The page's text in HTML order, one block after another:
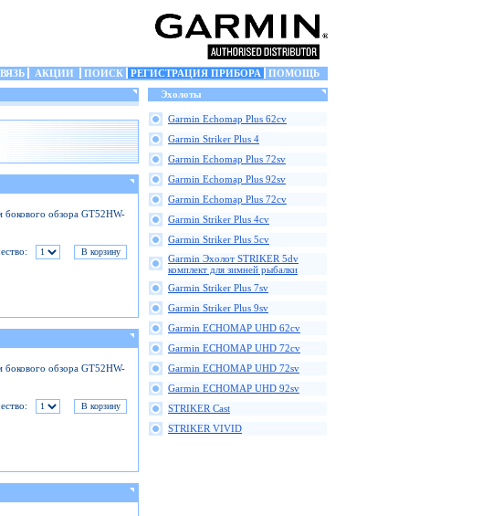
АКЦИИ ПОИСК РЕГИСТРАЦИЯ ПРИБОРА
ПОМОЩЬ
бокового обзора GT52HW-
бокового обзора GT52HW-
Эхолоты
Garmin Echomap Plus 62cv
Garmin Striker Plus 4
Garmin Echomap Plus 72sv
Garmin Echomap Plus 92sv
Garmin Echomap Plus 72cv
Garmin Striker Plus 4cv
Garmin Striker Plus 5cv
Garmin Эхолот STRIKER 5dv
комплект для зимней рыбалки
Garmin Striker Plus 7sv
Garmin Striker Plus 9sv
Garmin ECHOMAP UHD 62cv
Garmin ECHOMAP UHD 72cv
Garmin ECHOMAP UHD 72sv
Garmin ECHOMAP UHD 92sv
STRIKER Cast
STRIKER VIVID